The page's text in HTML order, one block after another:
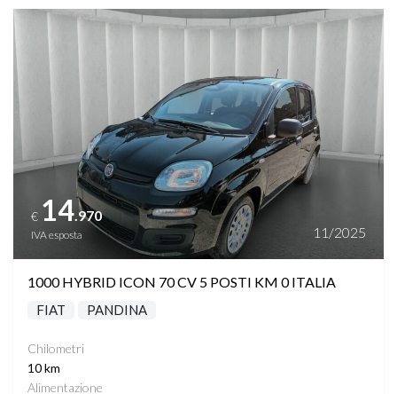
Vedi dettagli
€ 14 .970
IVA esposta 11/2025
1000 HYBRID ICON 70 CV 5 POSTI KM 0 ITALIA
FIAT PANDINA
Chilometri
10 km
Alimentazione